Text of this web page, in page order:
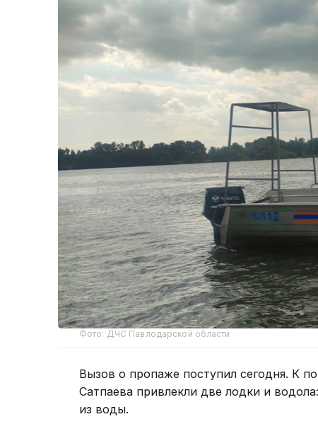
Фото: ДЧС Павлодарской области
Вызов о пропаже поступил сегодня. К
Сатпаева привлекли две лодки и
из воды.